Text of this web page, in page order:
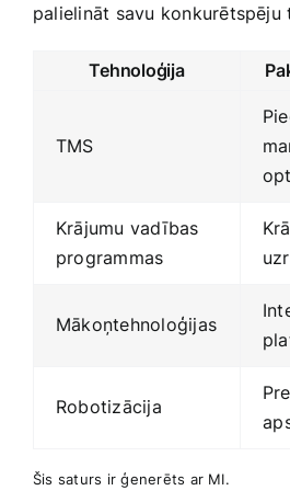
palielināt savu konkurētspēju‌
Tehnoloģija
TMS
Krājumu vadības
programmas
Mākoņtehnoloģijas
Robotizācija
Šis ‌saturs ir ģenerēts ar MI.